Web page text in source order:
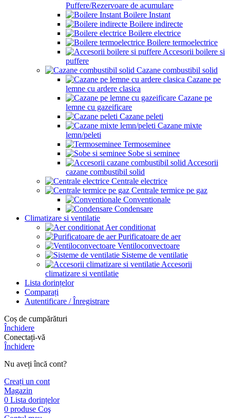
Puffere/Rezervoare de acumulare
Boilere Instant
Boilere indirecte
Boilere electrice
Boilere termoelectrice
Accesorii boilere si
puffere
Cazane combustibil solid
Cazane pe
lemne cu ardere clasica
Cazane pe
lemne cu gazeificare
Cazane peleti
Cazane mixte
lemn/peleti
Termoseminee
Sobe si seminee
Accesorii
cazane combustibil solid
Centrale electrice
Centrale termice pe gaz
Conventionale
Condensare
Climatizare si ventilatie
Aer conditionat
Purificatoare de aer
Ventiloconvectoare
Sisteme de ventilatie
Accesorii
climatizare si ventilatie
Lista dorințelor
Comparați
Autentificare / Înregistrare
Coș de cumpărături
Închidere
Conectați-vă
Închidere
Nu aveți încă cont?
Creați un cont
Magazin
0 Lista dorințelor
0 produse Coş